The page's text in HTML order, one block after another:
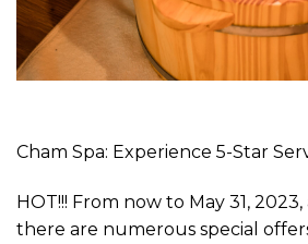
Cham Spa: Experience 5-Star
HOT!!! From now to May 31,
there are numerous special